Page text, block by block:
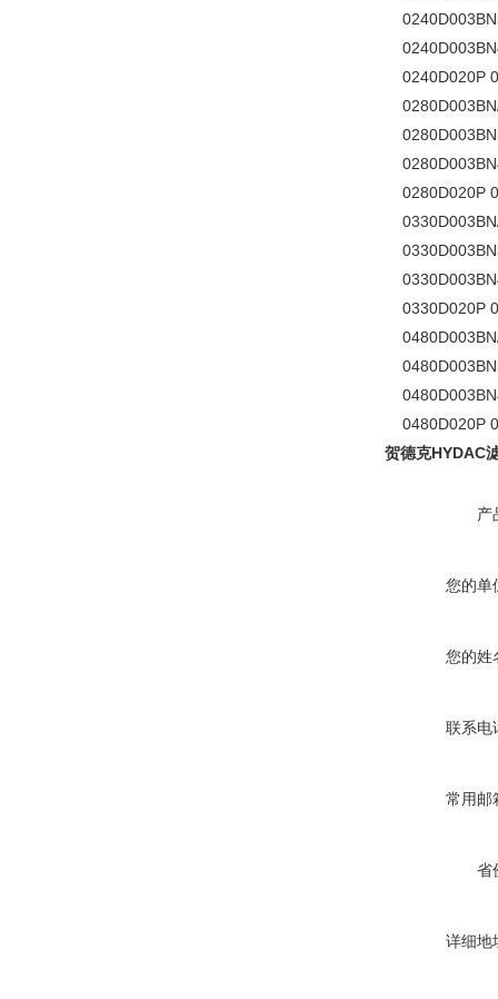
0240D020P
0280D020P
0330D020P
0480D020P
贺德克HYDAC
产
您的单
您的姓
联系电
常用邮
省
详细地